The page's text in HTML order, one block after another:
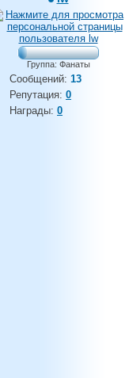
Группа: Фанаты
Сообщений: 13
Репутация: 0
Награды: 0